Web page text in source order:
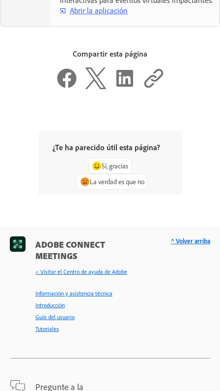
Abrir la aplicación
Compartir esta página
¿Te ha parecido útil esta página?
Sí, gracias
La verdad es que no
ADOBE CONNECT
MEETINGS
< Visitar el Centro de ayuda de Adobe
Información y asistencia técnica
Introducción
Guía del usuario
Tutoriales
Pregunte a la
^ Volver arriba